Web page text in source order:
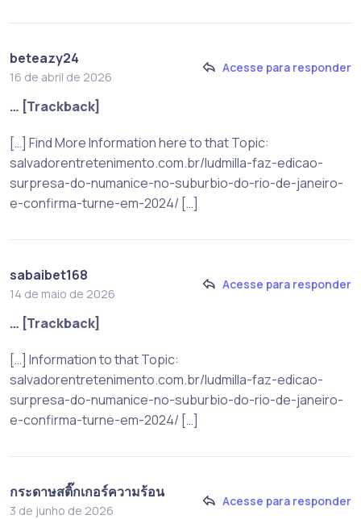
beteazy24
16 de abril de 2026
Acesse para responder
… [Trackback]
[…] Find More Information here to that Topic:
salvadorentretenimento.com.br/ludmilla-faz-edicao-
surpresa-do-numanice-no-suburbio-do-rio-de-janeiro-
e-confirma-turne-em-2024/ […]
sabaibet168
14 de maio de 2026
Acesse para responder
… [Trackback]
[…] Information to that Topic:
salvadorentretenimento.com.br/ludmilla-faz-edicao-
surpresa-do-numanice-no-suburbio-do-rio-de-janeiro-
e-confirma-turne-em-2024/ […]
กระดาษสติ๊กเกอร์ความร้อน
3 de junho de 2026
Acesse para responder